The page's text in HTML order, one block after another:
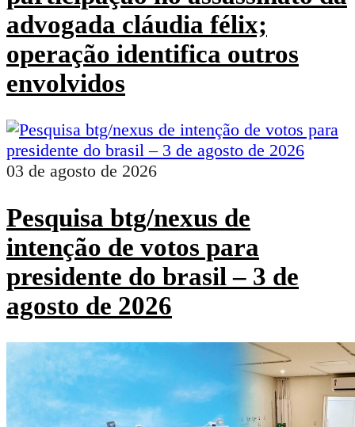
advogada cláudia félix;
operação identifica outros
envolvidos
03 de agosto de 2026
Pesquisa btg/nexus de
intenção de votos para
presidente do brasil – 3 de
agosto de 2026